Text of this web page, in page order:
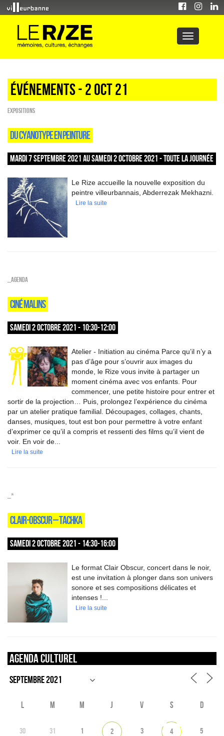
Événements - 2 Oct 21
EXPOSITIONS
DU CYANOTYPE EN PEINTURE
MARDI 7 SEPTEMBRE 2021 AU SAMEDI 2 OCTOBRE 2021 - TOUTE LA JOURNÉE
Le Rize accueille la nouvelle exposition du
peintre villeurbannais, Abderrezak Mekhazni.
Lire la suite
_Agenda
CINÉ MALINS
SAMEDI 2 OCTOBRE 2021 - 10:30-12:00
Atelier - Initiation au cinéma Parce qu’il n’y a
pas d’âge pour s’ouvrir aux images du
monde, le Rize vous invite à partager un
moment cinéma avec vos enfants. Pour
commencer, une petite histoire pour entrer et
sortir de la projection… Puis, prolongez l’expérience du cinéma
par un atelier pratique familial. Découpages, collages, chants,
danses, musiques, tout est bon pour permettre à votre enfant
d’exprimer ce qu’il a compris et ressenti des films qu’il vient de
voir. En voir de...
Lire la suite
_*
CLAIR-OBSCUR – TACHKA
SAMEDI 2 OCTOBRE 2021 - 14:30-16:00
Le format Clair Obscur, concert dans le noir,
est une invitation à plonger dans son univers
sonore et ses compositions délicates et
intenses !...
Lire la suite
Agenda culturel
L M M J V S D
30 31 1 2 3 4 5